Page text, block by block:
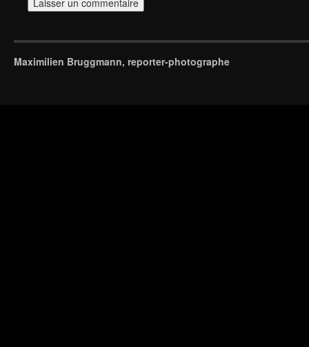
Maximilien Bruggmann, reporter-photographe